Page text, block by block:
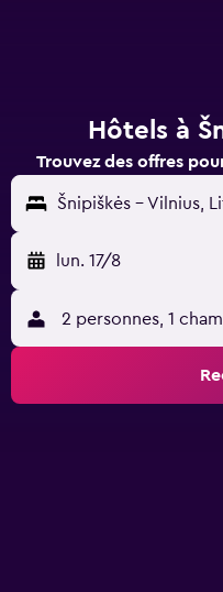
Hôtels à
Trouvez des offres
Šnipiškės - Vilnius,
lun. 17/8
2 personnes, 1